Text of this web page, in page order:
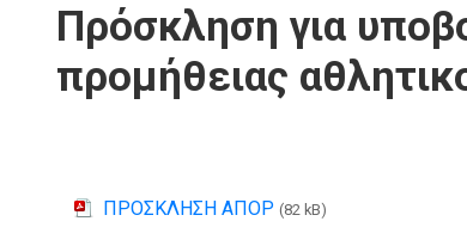
Πρόσκληση για
προμήθειας
ΠΡΟΣΚΛΗΣΗ ΑΠΟΡ (82 kB)